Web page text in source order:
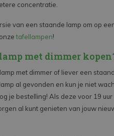
concentratie.
van een staande lamp om op
tafellampen!
met dimmer
met dimmer of liever een
al gevonden en kun je niet
je bestelling! Als deze voor 19
al kunt genieten van jouw